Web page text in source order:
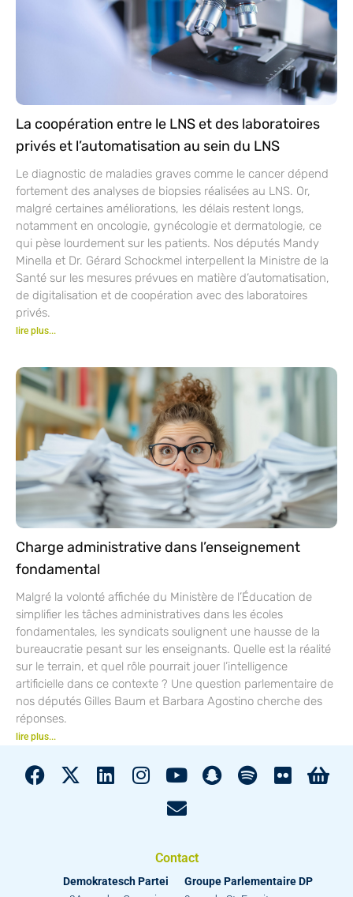
La coopération entre le LNS et des laboratoires
privés et l’automatisation au sein du LNS
Le diagnostic de maladies graves comme le cancer dépend
fortement des analyses de biopsies réalisées au LNS. Or,
malgré certaines améliorations, les délais restent longs,
notamment en oncologie, gynécologie et dermatologie, ce
qui pèse lourdement sur les patients. Nos députés Mandy
Minella et Dr. Gérard Schockmel interpellent la Ministre de la
Santé sur les mesures prévues en matière d’automatisation,
de digitalisation et de coopération avec des laboratoires
privés.
lire plus...
Charge administrative dans l’enseignement
fondamental
Malgré la volonté affichée du Ministère de l’Éducation de
simplifier les tâches administratives dans les écoles
fondamentales, les syndicats soulignent une hausse de la
bureaucratie pesant sur les enseignants. Quelle est la réalité
sur le terrain, et quel rôle pourrait jouer l’intelligence
artificielle dans ce contexte ? Une question parlementaire de
nos députés Gilles Baum et Barbara Agostino cherche des
réponses.
lire plus...
Contact
Demokratesch Partei
Groupe Parlementaire DP